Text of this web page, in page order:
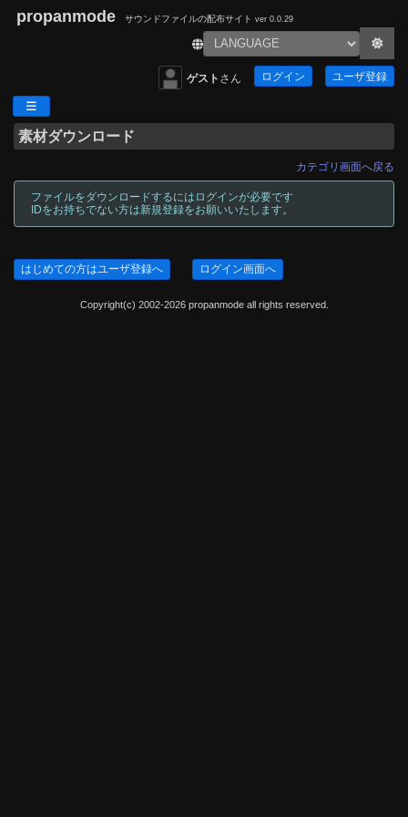
propanmode サウンドファイルの配布サイト ver 0.0.29
ゲスト さん ログイン ユーザ登録
素材ダウンロード
カテゴリ画面へ戻る
ファイルをダウンロードするにはログインが必要です
IDをお持ちでない方は新規登録をお願いいたします。
はじめての方はユーザ登録へ ログイン画面へ
Copyright(c) 2002-2026 propanmode all rights reserved.